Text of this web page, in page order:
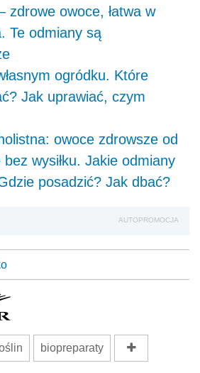
zdrowe owoce, łatwa w
Te odmiany są
ogródku. Które
Jak uprawiać, czym
owoce zdrowsze od
wysiłku. Jakie odmiany
posadzić? Jak dbać?
AUTOPROMOCJA
biopreparaty